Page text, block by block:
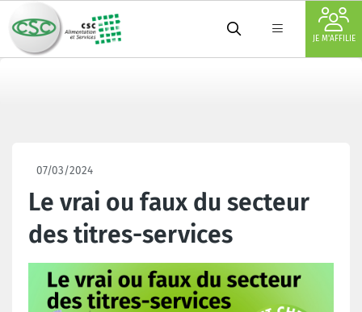
JE M'AFFILIE
07/03/2024
Le vrai ou faux du secteur
des titres-services